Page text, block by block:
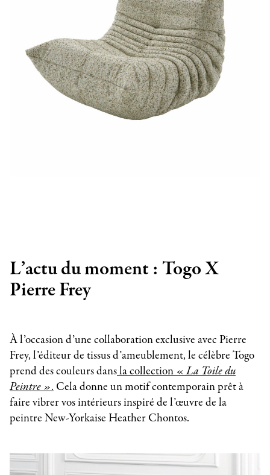
L’actu du moment : Togo X
Pierre Frey
À l’occasion d’une collaboration exclusive avec Pierre
Frey, l’éditeur de tissus d’ameublement, le célèbre Togo
prend des couleurs dansla collection «La Toile du
Peintre ».Cela donne un motif contemporain prêt à
faire vibrer vos intérieurs inspiré de l’œuvre de la
peintre New-Yorkaise Heather Chontos.